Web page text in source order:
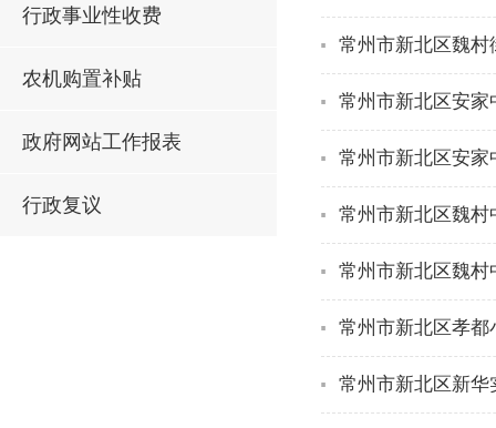
行政事业性收费
农机购置补贴
政府网站工作报表
行政复议
常州市新北区魏村
常州市新北区安家
常州市新北区安家
常州市新北区魏村
常州市新北区魏村
常州市新北区孝都
常州市新北区新华